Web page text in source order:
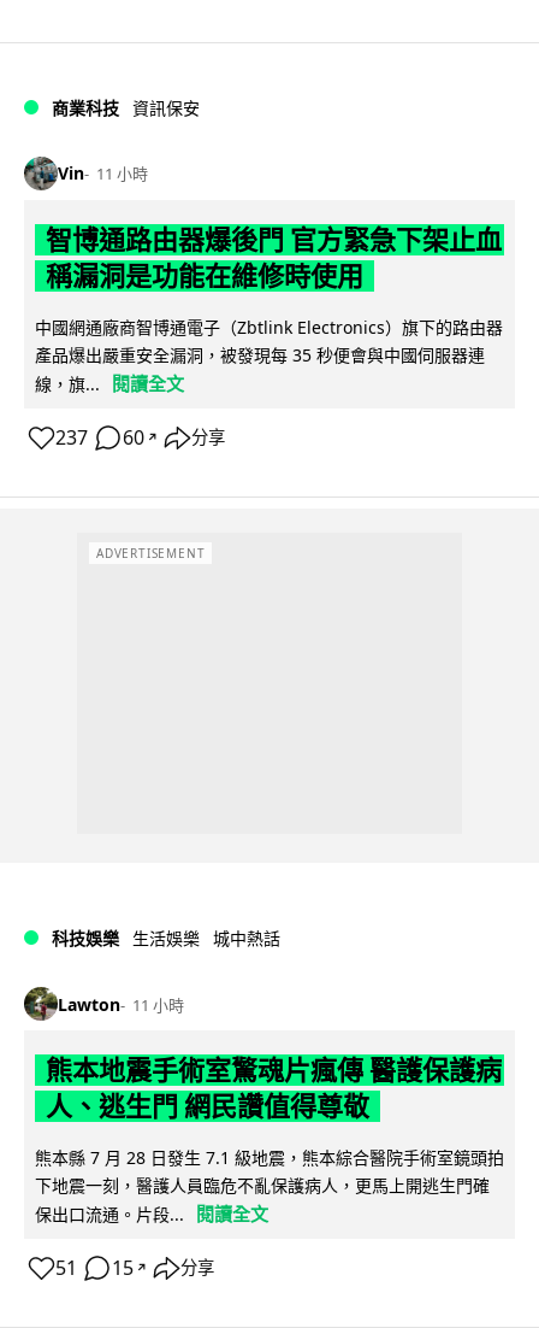
商業科技 資訊保安
Vin 11 小時
智博通路由器爆後門 官方緊急下架止血
稱漏洞是功能在維修時使用
中國網通廠商智博通電子（Zbtlink Electronics）旗下的路由器
產品爆出嚴重安全漏洞，被發現每 35 秒便會與中國伺服器連
線，旗...
閱讀全文
237 60 ↗ 分享
ADVERTISEMENT
科技娛樂 生活娛樂 城中熱話
Lawton 11 小時
熊本地震手術室驚魂片瘋傳 醫護保護病
人、逃生門 網民讚值得尊敬
熊本縣 7 月 28 日發生 7.1 級地震，熊本綜合醫院手術室鏡頭拍
下地震一刻，醫護人員臨危不亂保護病人，更馬上開逃生門確
保出口流通。片段...
閱讀全文
51 15 ↗ 分享